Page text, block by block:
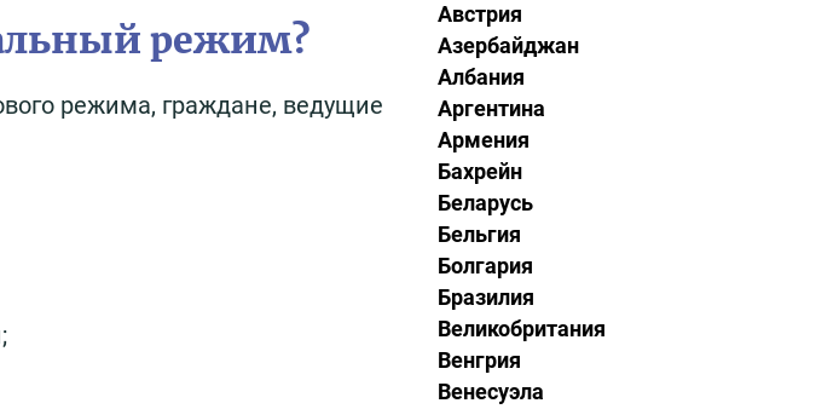
режим?
режима, граждане, ведущие
Австрия
Азербайджан
Албания
Аргентина
Армения
Бахрейн
Беларусь
Бельгия
Болгария
Бразилия
Великобритания
Венгрия
Венесуэла